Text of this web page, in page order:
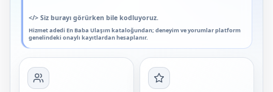
</> Siz burayı görürken bile kodluyoruz.
Hizmet adedi En Baba Ulaşım kataloğundan; deneyim ve yorumlar platform
genelindeki onaylı kayıtlardan hesaplanır.